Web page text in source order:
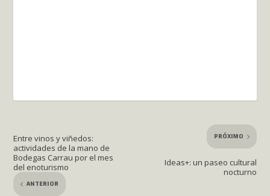
Entre vinos y viñedos:
actividades de la mano de
Bodegas Carrau por el mes
del enoturismo
ANTERIOR
PRÓXIMO
Ideas+: un paseo cultural
nocturno